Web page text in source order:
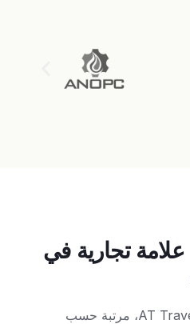
تجارية في
القائمة الكاملة من كتيب AT Travel، مرتبة حسب